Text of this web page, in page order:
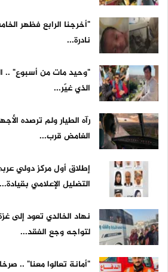
"أخرجنا الرابع فظهر
نادرة...
"وحيد مات من أسبوع" ..
الذي غيّر...
رآه الطيار ولم ترصده
الغامض قرب...
إطلاق أول مركز دولي
التضليل الإعلامي بقيادة...
نهاد الخالدي تعود إلى
لتواجه وجع الفقد...
"أمانة تعالوا معنا" ..